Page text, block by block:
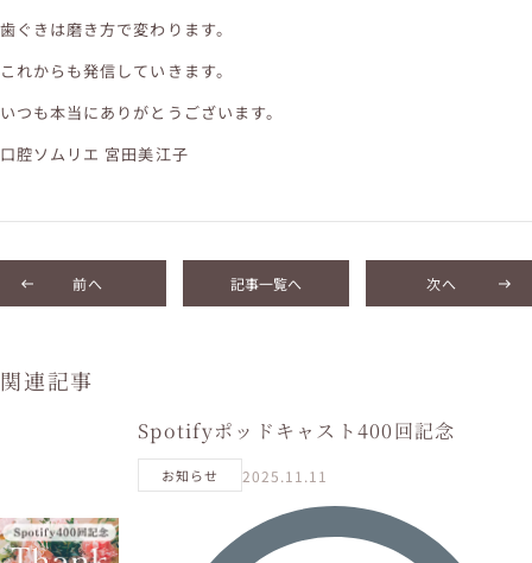
歯ぐきは磨き方で変わります。
これからも発信していきます。
いつも本当にありがとうございます。
口腔ソムリエ 宮田美江子
前へ 記事一覧へ 次へ
関連記事
Spotifyポッドキャスト400回記念
お知らせ 2025.11.11